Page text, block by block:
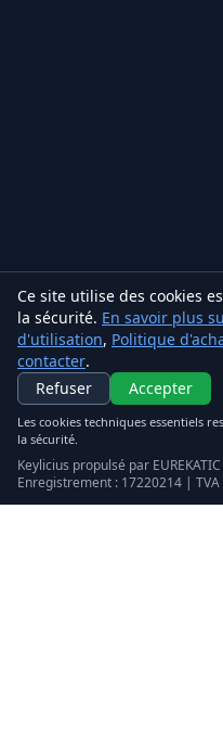
Ce site utilise des cookies
la sécurité. En savoir plus
d'utilisation, Politique
contacter.
Refuser
Accepter
Les cookies techniques essentiels
la sécurité.
Keylicius propulsé par
Enregistrement : 17220214 | TVA